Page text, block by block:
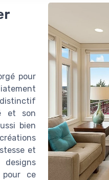
pour
et son
bien
et
pour ce